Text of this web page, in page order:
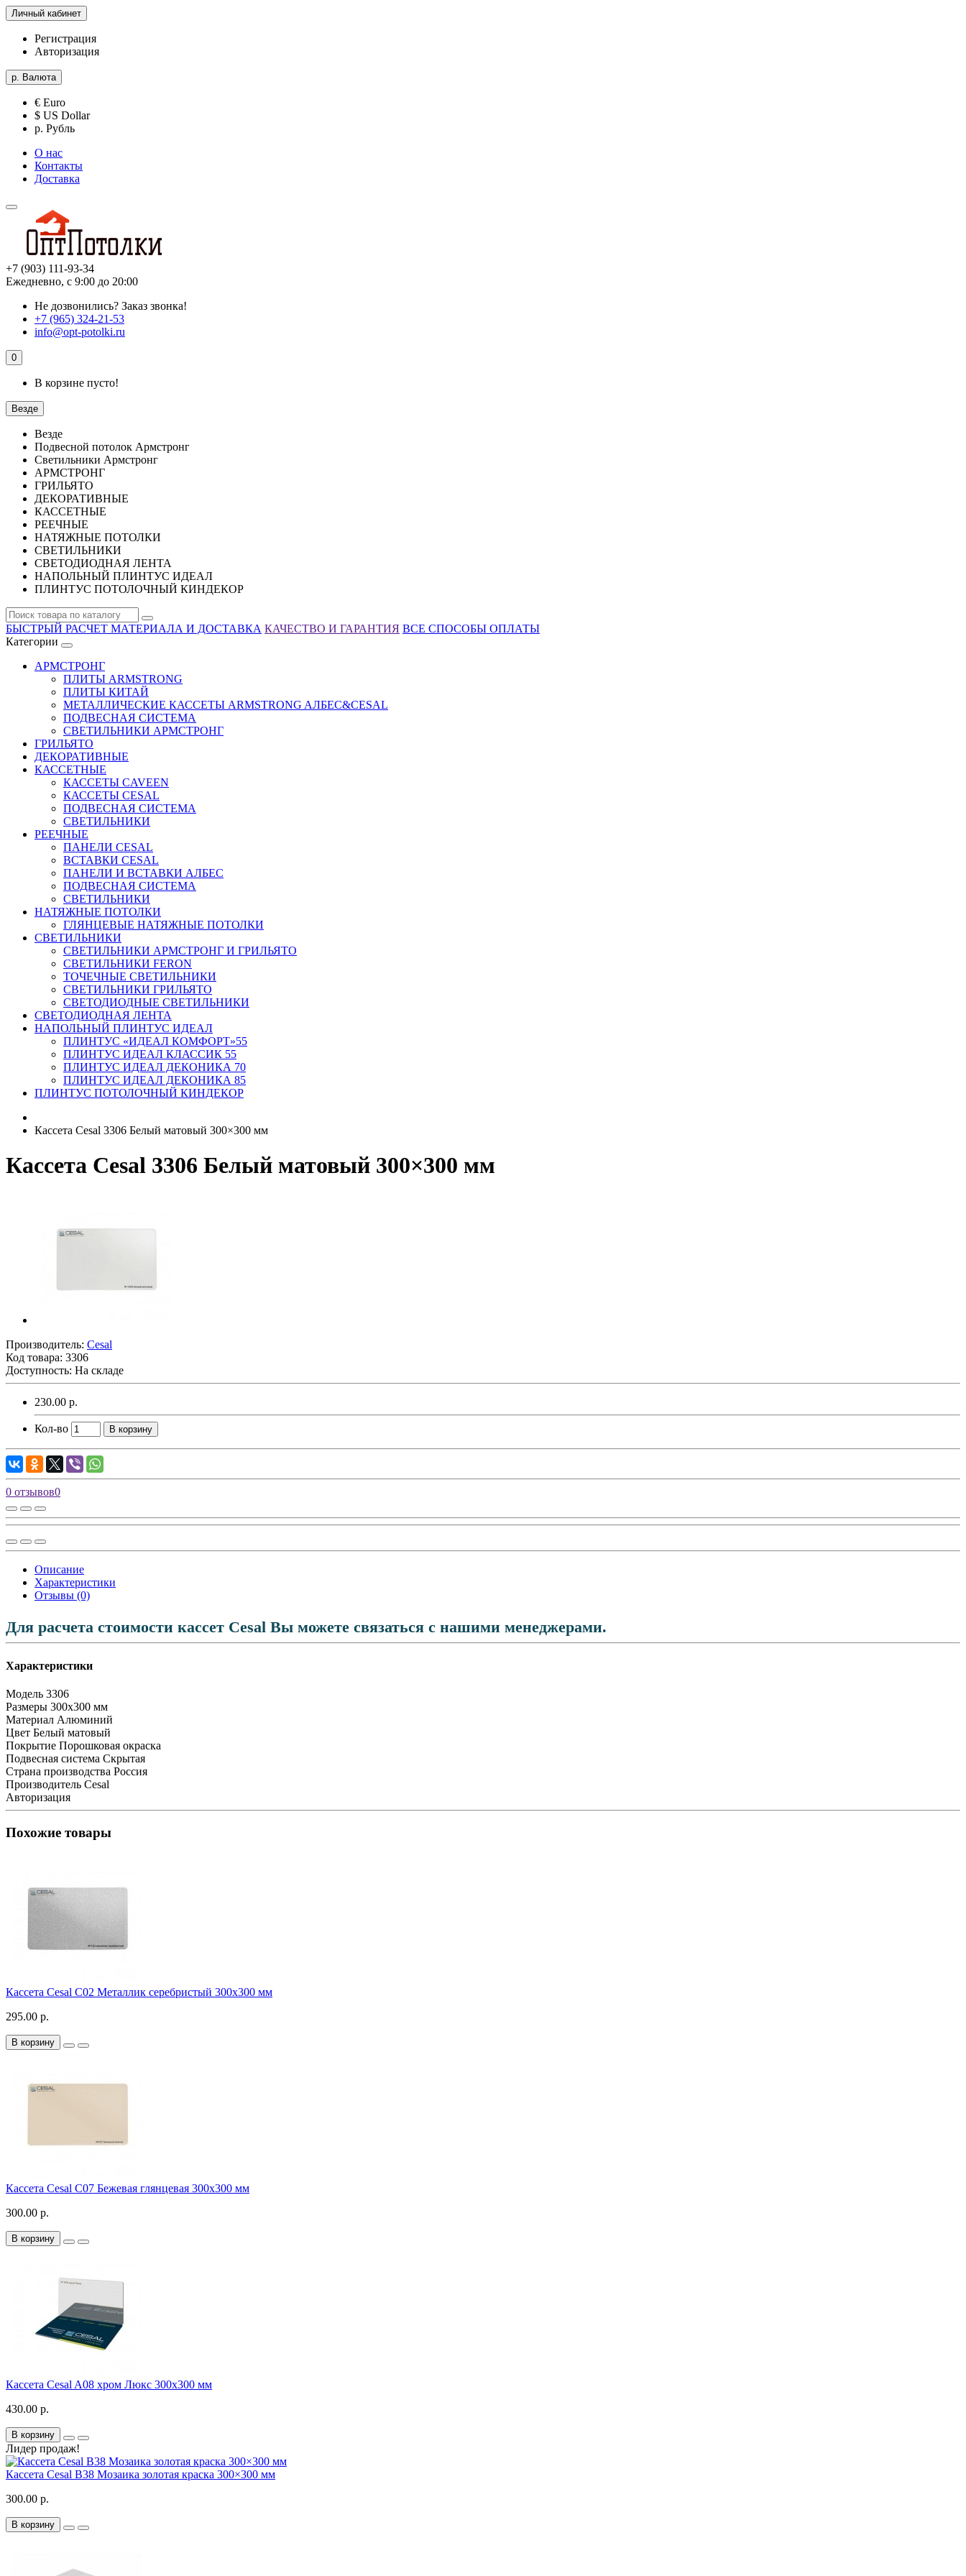
Личный кабинет
Регистрация
Авторизация
р. Валюта
€ Euro
$ US Dollar
р. Рубль
О нас
Контакты
Доставка
+7 (903) 111-93-34
Ежедневно, с 9:00 до 20:00
Не дозвонились? Заказ звонка!
+7 (965) 324-21-53
info@opt-potolki.ru
0
В корзине пусто!
Везде
Везде
Подвесной потолок Армстронг
Светильники Армстронг
АРМСТРОНГ
ГРИЛЬЯТО
ДЕКОРАТИВНЫЕ
КАССЕТНЫЕ
РЕЕЧНЫЕ
НАТЯЖНЫЕ ПОТОЛКИ
СВЕТИЛЬНИКИ
СВЕТОДИОДНАЯ ЛЕНТА
НАПОЛЬНЫЙ ПЛИНТУС ИДЕАЛ
ПЛИНТУС ПОТОЛОЧНЫЙ КИНДЕКОР
БЫСТРЫЙ РАСЧЕТ МАТЕРИАЛА И ДОСТАВКА КАЧЕСТВО И ГАРАНТИЯ ВСЕ СПОСОБЫ ОПЛАТЫ
Категории
АРМСТРОНГ
ПЛИТЫ ARMSTRONG
ПЛИТЫ КИТАЙ
МЕТАЛЛИЧЕСКИЕ КАССЕТЫ ARMSTRONG AЛБЕС&CESAL
ПОДВЕСНАЯ СИСТЕМА
СВЕТИЛЬНИКИ АРМСТРОНГ
ГРИЛЬЯТО
ДЕКОРАТИВНЫЕ
КАССЕТНЫЕ
КАССЕТЫ CAVEEN
КАССЕТЫ CESAL
ПОДВЕСНАЯ СИСТЕМА
СВЕТИЛЬНИКИ
РЕЕЧНЫЕ
ПАНЕЛИ CESAL
ВСТАВКИ CESAL
ПАНЕЛИ И ВСТАВКИ АЛБЕС
ПОДВЕСНАЯ СИСТЕМА
СВЕТИЛЬНИКИ
НАТЯЖНЫЕ ПОТОЛКИ
ГЛЯНЦЕВЫЕ НАТЯЖНЫЕ ПОТОЛКИ
СВЕТИЛЬНИКИ
СВЕТИЛЬНИКИ АРМСТРОНГ И ГРИЛЬЯТО
СВЕТИЛЬНИКИ FERON
ТОЧЕЧНЫЕ СВЕТИЛЬНИКИ
СВЕТИЛЬНИКИ ГРИЛЬЯТО
СВЕТОДИОДНЫЕ СВЕТИЛЬНИКИ
СВЕТОДИОДНАЯ ЛЕНТА
НАПОЛЬНЫЙ ПЛИНТУС ИДЕАЛ
ПЛИНТУС «ИДЕАЛ КОМФОРТ»55
ПЛИНТУС ИДЕАЛ КЛАССИК 55
ПЛИНТУС ИДЕАЛ ДЕКОНИКА 70
ПЛИНТУС ИДЕАЛ ДЕКОНИКА 85
ПЛИНТУС ПОТОЛОЧНЫЙ КИНДЕКОР
Кассета Cesal 3306 Белый матовый 300×300 мм
Кассета Cesal 3306 Белый матовый 300×300 мм
Производитель: Cesal
Код товара: 3306
Доступность: На складе
230.00 р.
Кол-во В корзину
0 отзывов0
Описание
Характеристики
Отзывы (0)
Для расчета стоимости кассет Cesal Вы можете связаться с нашими менеджерами.
Характеристики
Модель 3306
Размеры 300x300 мм
Материал Алюминий
Цвет Белый матовый
Покрытие Порошковая окраска
Подвесная система Скрытая
Страна производства Россия
Производитель Cesal
Авторизация
Похожие товары
Кассета Cesal C02 Металлик серебристый 300x300 мм
295.00 р.
В корзину
Кассета Cesal С07 Бежевая глянцевая 300x300 мм
300.00 р.
В корзину
Кассета Cesal A08 хром Люкс 300x300 мм
430.00 р.
В корзину
Лидер продаж!
Кассета Cesal B38 Мозаика золотая краска 300×300 мм
300.00 р.
В корзину